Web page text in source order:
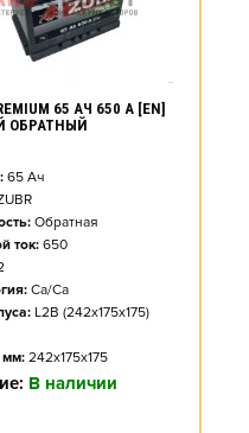
65 АЧ 650 А [EN]
ОБРАТНЫЙ
65Ач
Обратная
ток: 650
Ca/Ca
L2B (242x175x175)
мм: 242x175x175
В наличии